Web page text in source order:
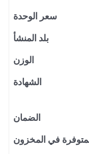
سعر الوحدة
بلد المنشأ
الوزن
الشهادة
الضمان
في المخزون